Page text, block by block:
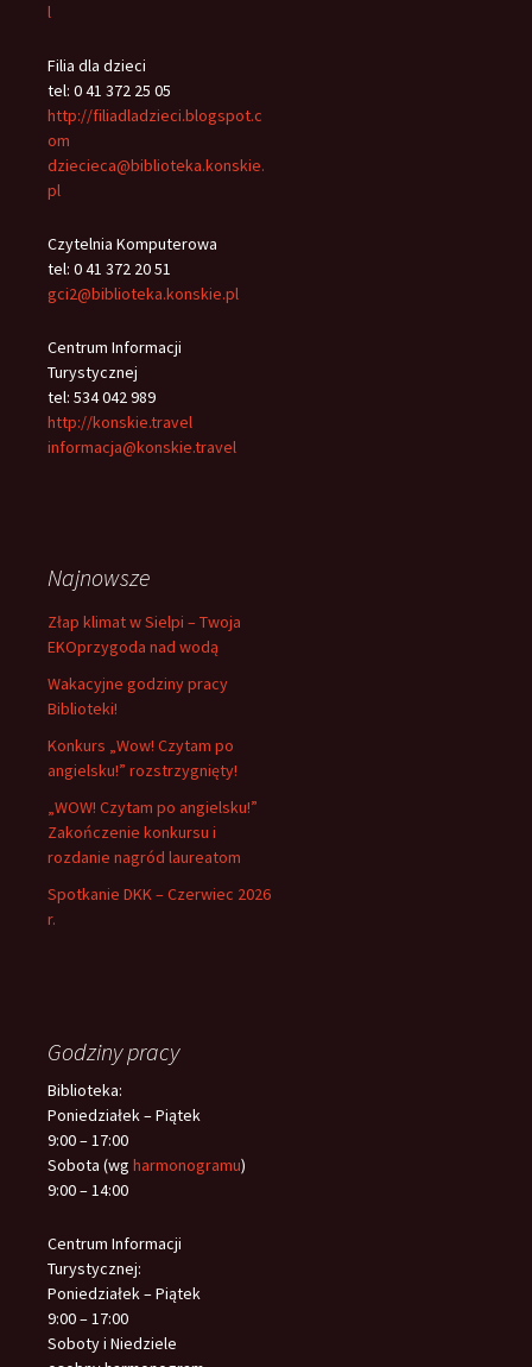
l
Filia dla dzieci
tel: 0 41 372 25 05
http://filiadladzieci.blogspot.c
om
dziecieca@biblioteka.konskie.
pl
Czytelnia Komputerowa
tel: 0 41 372 20 51
gci2@biblioteka.konskie.pl
Centrum Informacji
Turystycznej
tel: 534 042 989
http://konskie.travel
informacja@konskie.travel
Najnowsze
Złap klimat w Sielpi – Twoja
EKOprzygoda nad wodą
Wakacyjne godziny pracy
Biblioteki!
Konkurs „Wow! Czytam po
angielsku!” rozstrzygnięty!
„WOW! Czytam po angielsku!”
Zakończenie konkursu i
rozdanie nagród laureatom
Spotkanie DKK – Czerwiec 2026
r.
Godziny pracy
Biblioteka:
Poniedziałek – Piątek
9:00 – 17:00
Sobota (wg harmonogramu)
9:00 – 14:00
Centrum Informacji
Turystycznej:
Poniedziałek – Piątek
9:00 – 17:00
Soboty i Niedziele